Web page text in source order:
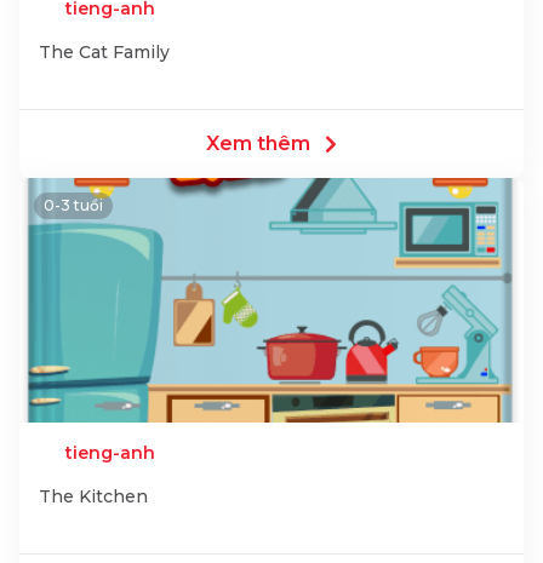
tieng-anh
The Cat Family
Xem thêm
0-3 tuổi
tieng-anh
The Kitchen